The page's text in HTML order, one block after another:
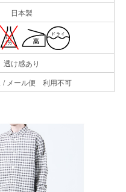
日本製
透け感あり
/ メール便 利用不可